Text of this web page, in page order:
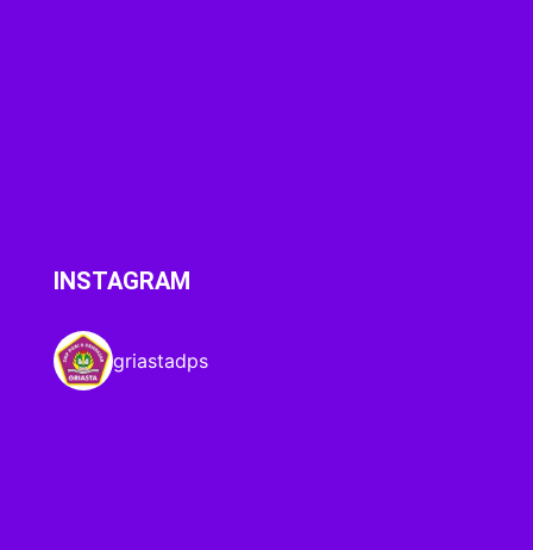
INSTAGRAM
griastadps